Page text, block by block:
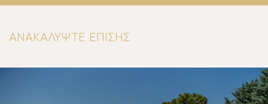
ΑΝΑΚΑΛΥΨΤΕ ΕΠΙΣΗΣ